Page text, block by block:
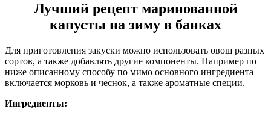
Лучший рецепт маринованной
капусты на зиму в банках
Для приготовления закуски можно использовать овощ разных
сортов, а также добавлять другие компоненты. Например по
ниже описанному способу по мимо основного ингредиента
включается морковь и чеснок, а также ароматные специи.
Ингредиенты: